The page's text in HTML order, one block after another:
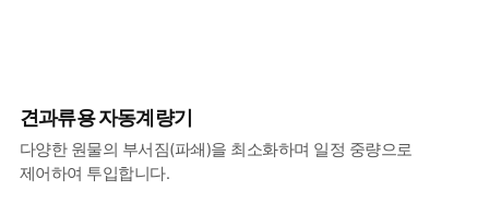
견과류용 자동계량기
다양한 원물의 부서짐(파쇄)을 최소화하며 일정 중량으로
제어하여 투입합니다.